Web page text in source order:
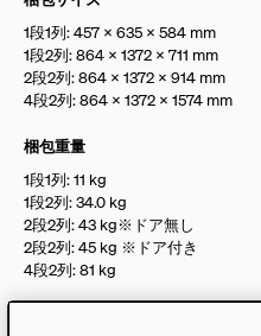
1段1列: 457 × 635 × 584 mm
1段2列: 864 × 1372 × 711 mm
2段2列: 864 × 1372 × 914 mm
4段2列: 864 × 1372 × 1574 mm
梱包重量
1段1列: 11 kg
1段2列: 34.0 kg
2段2列: 43 kg※ドア無し
2段2列: 45 kg ※ドア付き
4段2列: 81 kg